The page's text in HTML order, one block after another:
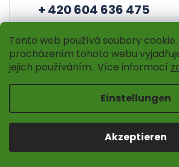
Tento web používá soubory
procházením tohoto webu
jejich používáním.. Více informací
Einstellungen
Akzeptieren
+ 420 604 636 475